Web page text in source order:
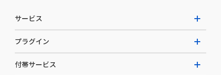
サービス
W2 Commerce Repeat
プラグイン
付帯サービス